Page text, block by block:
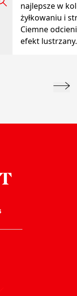
najlepsze w
żyłkowaniu i
Ciemne
efekt lustrzany.